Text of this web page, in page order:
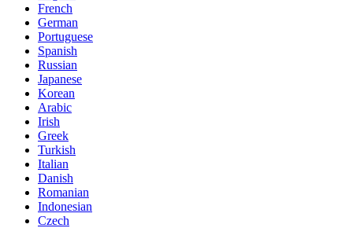
French
German
Portuguese
Spanish
Russian
Japanese
Korean
Arabic
Irish
Greek
Turkish
Italian
Danish
Romanian
Indonesian
Czech